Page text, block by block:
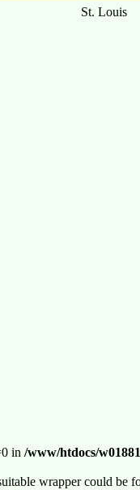
St. Louis
in /www/htdocs/
wrapper could be